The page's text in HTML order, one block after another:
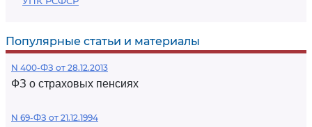
Популярные статьи и материалы
N 400-ФЗ от 28.12.2013
ФЗ о страховых пенсиях
N 69-ФЗ от 21.12.1994